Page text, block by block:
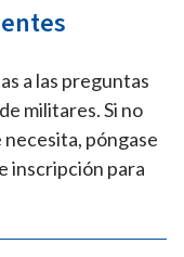
a las preguntas
militares. Si no
póngase
inscripción para